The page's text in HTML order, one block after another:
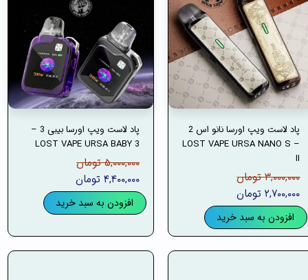
پاد لاست ویپ اورسا نانو اس 2
– LOST VAPE URSA NANO S
II
۳,۰۰۰,۰۰۰ تومان
۲,۷۰۰,۰۰۰ تومان
افزودن به سبد خرید
پاد لاست ویپ اورسا بیبی 3 –
LOST VAPE URSA BABY 3
۵,۰۰۰,۰۰۰ تومان
۴,۴۰۰,۰۰۰ تومان
افزودن به سبد خرید